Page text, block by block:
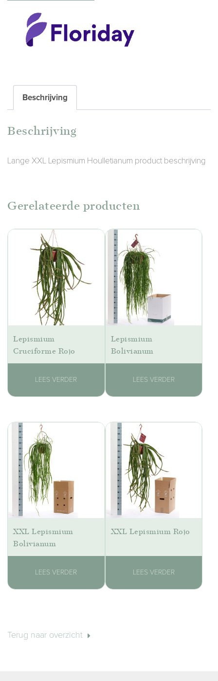
Beschrijving
Beschrijving
Lange XXL Lepismium Houlletianum product beschrijving
Gerelateerde producten
Lepismium
Cruciforme Rojo
LEES VERDER
Lepismium
Bolivianum
LEES VERDER
XXL Lepismium
Bolivianum
LEES VERDER
XXL Lepismium Rojo
LEES VERDER
Terug naar overzicht